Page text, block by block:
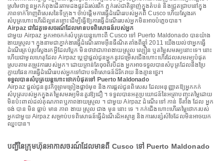
ស្រមៃថាខ្លួនអ្នកកំពុងដើរតាមដងផ្លូវដ៏រស់រវើក ភ្លក់រស់ជាតិឆ្ងាញ់ក្នុងតំបន់ និងជ្រួតជ្រាបនៅក្នុង
ភាពទាក់ទាញពិសេសនៃទីក្រុង។ ចាប់ផ្តើមការធ្វើដំណើររបស់អ្នកពី Cusco ហើយស្វែងរក
សំបុត្រហោះហើរដ៏ល្អឥតខ្ចោះដើម្បីធ្វើឱ្យការធ្វើដំណើររបស់អ្នកមិនអាចបំភ្លេចបាន។
Airpaz ជាដៃគូទេសចរណ៍ដែលមានបទពិសោធន៍របស់អ្នក
ជាមួយ Airpaz អ្នកអាចកក់សំបុត្រយន្តហោះពី Cusco ទៅ Puerto Maldonado បានយ៉ាង
ងាយស្រួល។ ក្នុងនាមជាភ្នាក់ងារធ្វើដំណើរតាមអ៊ីនធឺណិតតាំងពីឆ្នាំ 2011 យើងយល់ថាអ្នកធ្វើ
ដំណើរគ្រប់រូបស្វែងរកអ្វីដែលប្លែក មិនថាវាជាភាពងាយស្រួល ល្បឿន ឬតម្លៃសមរម្យនោះទេ។ នោះ
ហើយជាមូលហេតុដែល Airpaz ប្តេជ្ញាផ្តល់ជូនអ្នកនូវជម្រើសជើងហោះហើរដែលសមរម្យបំផុត
ស្របតាមតម្រូវការរបស់អ្នក។ ដោយគ្រាន់តែចុចពីរបីដង អ្នកអាចទទួលបានសំបុត្រដែលនឹងប្រែ
ក្លាយផែនការធ្វើដំណើររបស់អ្នកទៅជាបទពិសោធន៍ដ៏រីករាយ និងគ្មានថ្នេរ។
ទទួលបានសំបុត្រយន្តហោះថោកបំផុតទៅ Puerto Maldonado
Airpaz ផ្តល់ជូននូវកិច្ចព្រមព្រៀងផ្តាច់មុខ និងការផ្តល់ជូនពិសេស ដែលអនុញ្ញាតឱ្យអ្នកកក់
សំបុត្ររបស់អ្នកក្នុងតម្លៃសមរម្យមិនគួរឱ្យជឿ ។ ទទួលបានអត្ថប្រយោជន៍នៃអត្រាបញ្ចុះតម្លៃដោយ
មិនប៉ះពាល់ដល់គុណភាពឬភាពងាយស្រួល ។ ជាមួយ Airpaz ដំណើរ ទៅ កាន់ ទីតាំង ដែល អ្នក
ចង់ បាន មិន ធ្លាប់ មាន ភាព ងាយ ស្រួល ជាង មុន នោះ ទេ ។ កក់ជើងហោះហើរតម្លៃថោករបស់
អ្នកជាមួយ Airpaz សម្រាប់បទពិសោធន៍ធ្វើដំណើរដ៏អស្ចារ្យ និងការសន្សំសំចៃដែលមិនអាចយក
ឈ្នះបាន។
បញ្ជីនៃក្រុមហ៊ុនអាកាសចរណ៍ដែលមានពី Cusco ទៅ Puerto Maldonado